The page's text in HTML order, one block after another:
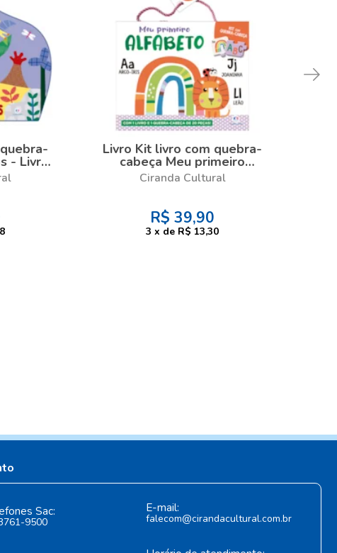
- Livro
Livro Kit livro com quebra-
cabeça Meu primeiro
alfabeto - Kit com livro e
quebra-cabeça de 20 peças
Ciranda Cultural
R$ 39,90
3 x de R$ 13,30
Sac:
9500
E-mail:
falecom@cirandacultural.com.br